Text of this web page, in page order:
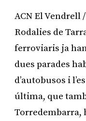
ACN El Vendrell
Rodalies de
ferroviaris ja
dues parades
d’autobusos i
última, que
Torredembarra,